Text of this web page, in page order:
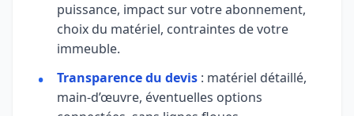
puissance, impact sur votre abonnement,
choix du matériel, contraintes de votre
immeuble.
Transparence du devis : matériel détaillé,
main-d’œuvre, éventuelles options